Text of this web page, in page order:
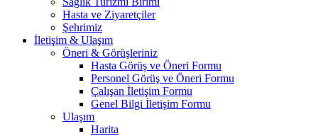
Hasta ve Ziyaretçiler
Şehrimiz
İletişim & Ulaşım
Öneri & Görüşleriniz
Hasta Görüş ve Öneri Formu
Personel Görüş ve Öneri Formu
Çalışan İletişim Formu
Genel Bilgi İletişim Formu
Ulaşım
Harita